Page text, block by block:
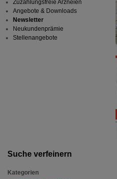
Suche verfeinern
Kategorien
Zuzahlungsfreie Arzneien
Angebote & Downloads
Newsletter
Neukundenprämie
Stellenangebote